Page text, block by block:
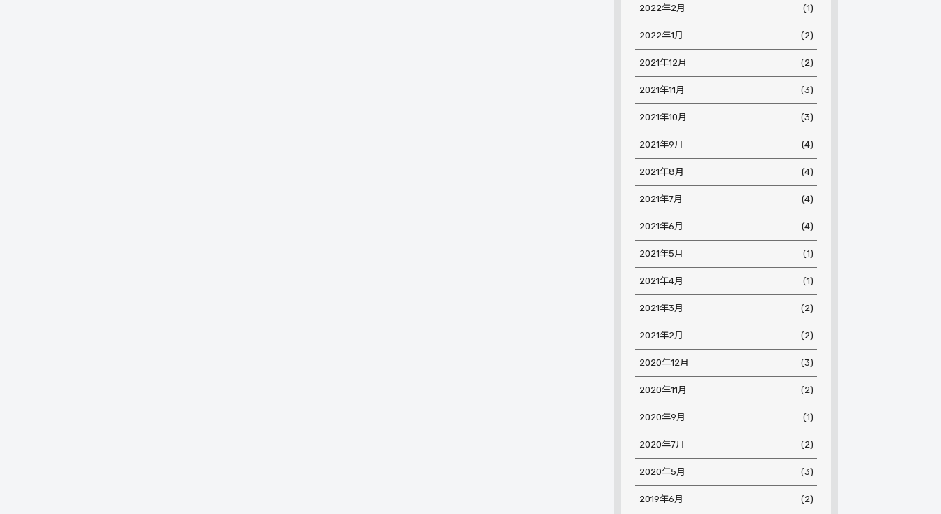
2022年2月 (1)
2022年1月 (2)
2021年12月 (2)
2021年11月 (3)
2021年10月 (3)
2021年9月 (4)
2021年8月 (4)
2021年7月 (4)
2021年6月 (4)
2021年5月 (1)
2021年4月 (1)
2021年3月 (2)
2021年2月 (2)
2020年12月 (3)
2020年11月 (2)
2020年9月 (1)
2020年7月 (2)
2020年5月 (3)
2019年6月 (2)